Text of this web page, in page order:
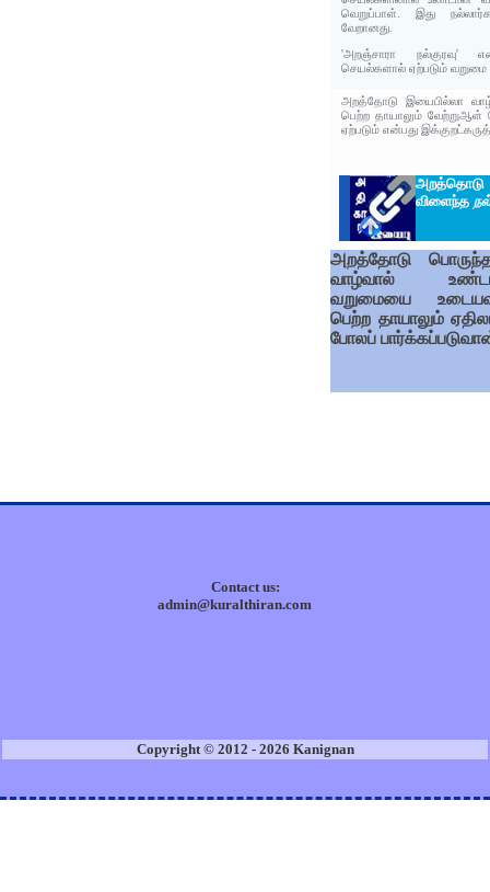
வெறுப்பாள். இது
வேறானது.
'அறஞ்சாரா நல்குரவு'
செயல்களால் ஏற்படும்
அறத்தோடு இயைபில்லா
பெற்ற தாயாலும் வேற்றுஆள்
ஏற்படும் என்பது
அறத்தொடு
விளைந்த
அறத்தோடு
வாழ்வால்
வறுமையை
பெற்ற தாயாலும்
போலப்
Contact us:
admin@kuralthiran.com
Copyright © 2012 - 2026 Kanignan